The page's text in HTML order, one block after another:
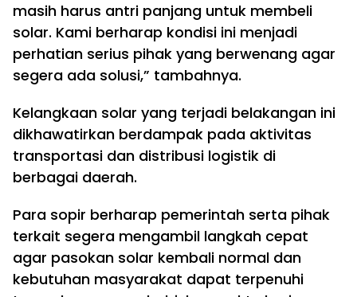
masih harus antri panjang untuk membeli
solar. Kami berharap kondisi ini menjadi
perhatian serius pihak yang berwenang agar
segera ada solusi,” tambahnya.
Kelangkaan solar yang terjadi belakangan ini
dikhawatirkan berdampak pada aktivitas
transportasi dan distribusi logistik di
berbagai daerah.
Para sopir berharap pemerintah serta pihak
terkait segera mengambil langkah cepat
agar pasokan solar kembali normal dan
kebutuhan masyarakat dapat terpenuhi